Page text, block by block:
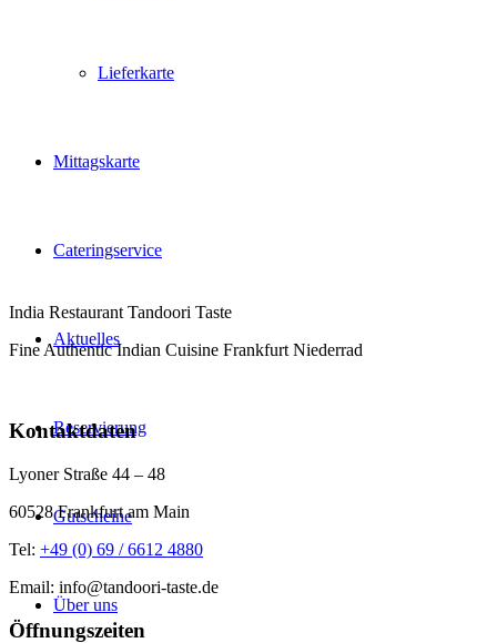
Lieferkarte
Mittagskarte
Cateringservice
Aktuelles
Reservierung
Gutscheine
Über uns
India Restaurant Tandoori Taste
Fine Authentic Indian Cuisine Frankfurt Niederrad
Kontaktdaten
Lyoner Straße 44 – 48
60528 Frankfurt am Main
Tel: +49 (0) 69 / 6612 4880
Email: info@tandoori-taste.de
Öffnungszeiten